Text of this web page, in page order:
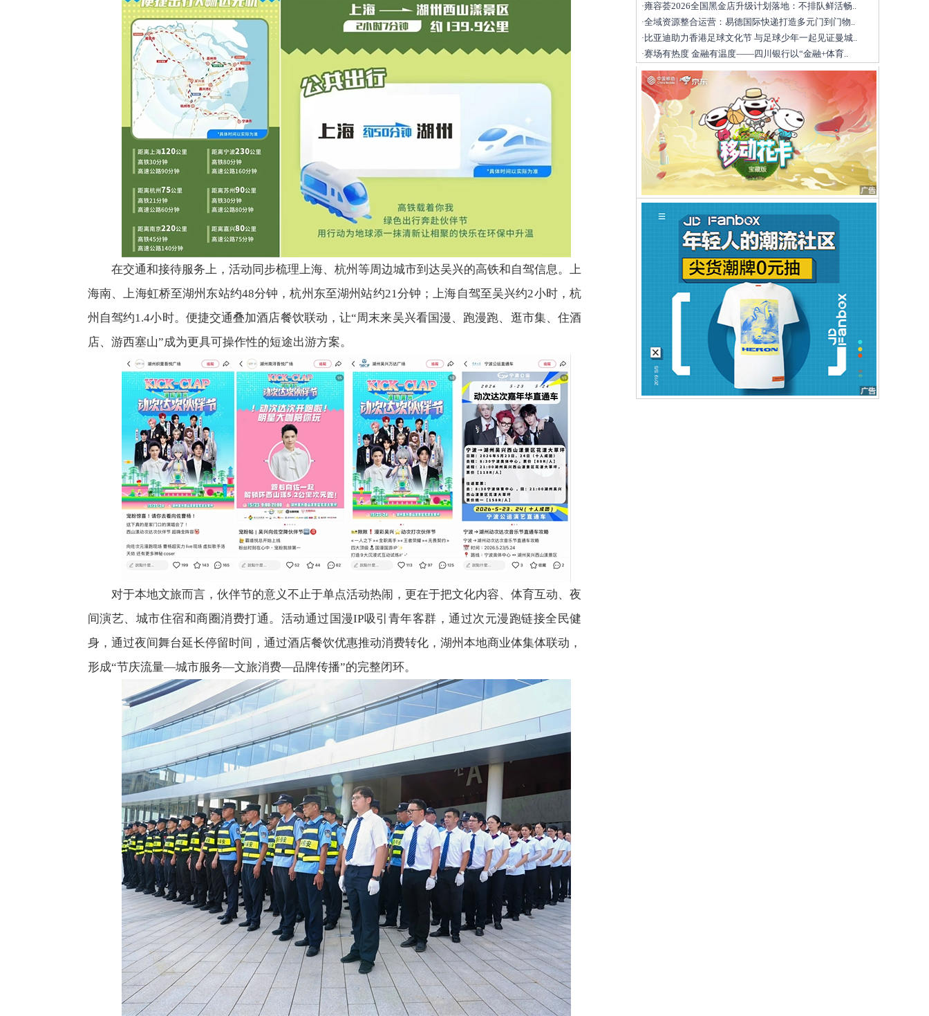
在交通和接待服务上，活动同步梳理上海、杭州等周边城市到达吴兴的高铁和自驾信息。上
海南、上海虹桥至湖州东站约48分钟，杭州东至湖州站约21分钟；上海自驾至吴兴约2小时，杭
州自驾约1.4小时。便捷交通叠加酒店餐饮联动，让“周末来吴兴看国漫、跑漫跑、逛市集、住酒
店、游西塞山”成为更具可操作性的短途出游方案。
对于本地文旅而言，伙伴节的意义不止于单点活动热闹，更在于把文化内容、体育互动、夜
间演艺、城市住宿和商圈消费打通。活动通过国漫IP吸引青年客群，通过次元漫跑链接全民健
身，通过夜间舞台延长停留时间，通过酒店餐饮优惠推动消费转化，湖州本地商业体集体联动，
形成“节庆流量—城市服务—文旅消费—品牌传播”的完整闭环。
·雍容荟2026全国黑金店升级计划落地：不排队鲜活畅..
·全域资源整合运营：易德国际快递打造多元门到门物..
· 比亚迪助力香港足球文化节 与足球少年一起见证曼城..
·赛场有热度 金融有温度——四川银行以“金融+体育..